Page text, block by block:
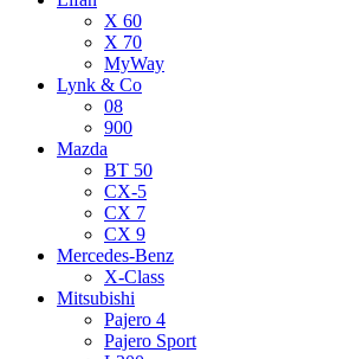
X 60
X 70
MyWay
Lynk & Co
08
900
Mazda
BT 50
CX-5
CX 7
CX 9
Mercedes-Benz
X-Class
Mitsubishi
Pajero 4
Pajero Sport